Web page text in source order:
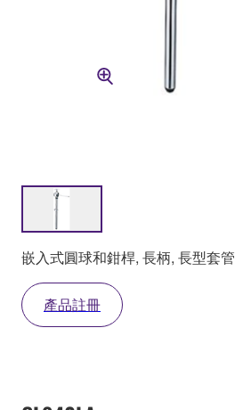
嵌入式圓球和鉗桿, 長柄, 長型套管
產品註冊